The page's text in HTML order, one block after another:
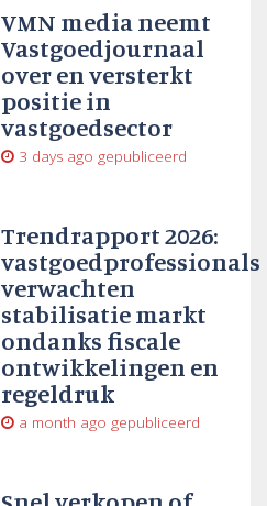
VMN media neemt
Vastgoedjournaal
over en versterkt
positie in
vastgoedsector
3 days ago gepubliceerd
Trendrapport 2026:
vastgoedprofessionals
verwachten
stabilisatie markt
ondanks fiscale
ontwikkelingen en
regeldruk
a month ago gepubliceerd